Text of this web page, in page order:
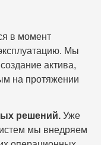
в момент
Мы
актива,
на протяжении
решений.Уже
мы внедряем